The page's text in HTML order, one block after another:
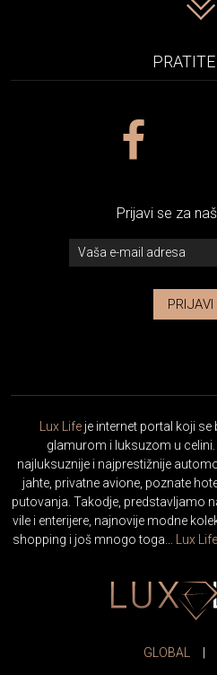
Prijavi se za
Lux Lifeje internet portal koji
glamurom i luksuzom u
najluksuznije i najprestižnije
jahte, privatne avione, poznate
putovanja. Takodje, predstavljamo
vile i enterijere, najnovije modne
shopping i još mnogo toga… Lux Life
GLOBAL